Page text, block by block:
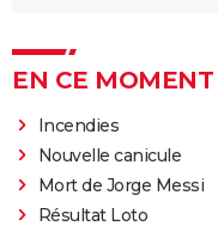
EN CE MOMENT
Incendies
Nouvelle canicule
Mort de Jorge Messi
Résultat Loto